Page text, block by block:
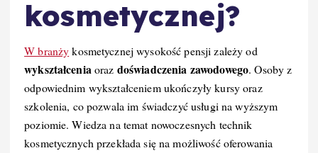
kosmetycznej?
W branżykosmetycznej wysokość pensji zależy od
wykształceniaoraz doświadczenia zawodowego. Osoby z
odpowiednim wykształceniem ukończyły kursy oraz
szkolenia, co pozwala im świadczyć usługi na wyższym
poziomie. Wiedza na temat nowoczesnych technik
kosmetycznych przekłada się na możliwość oferowania